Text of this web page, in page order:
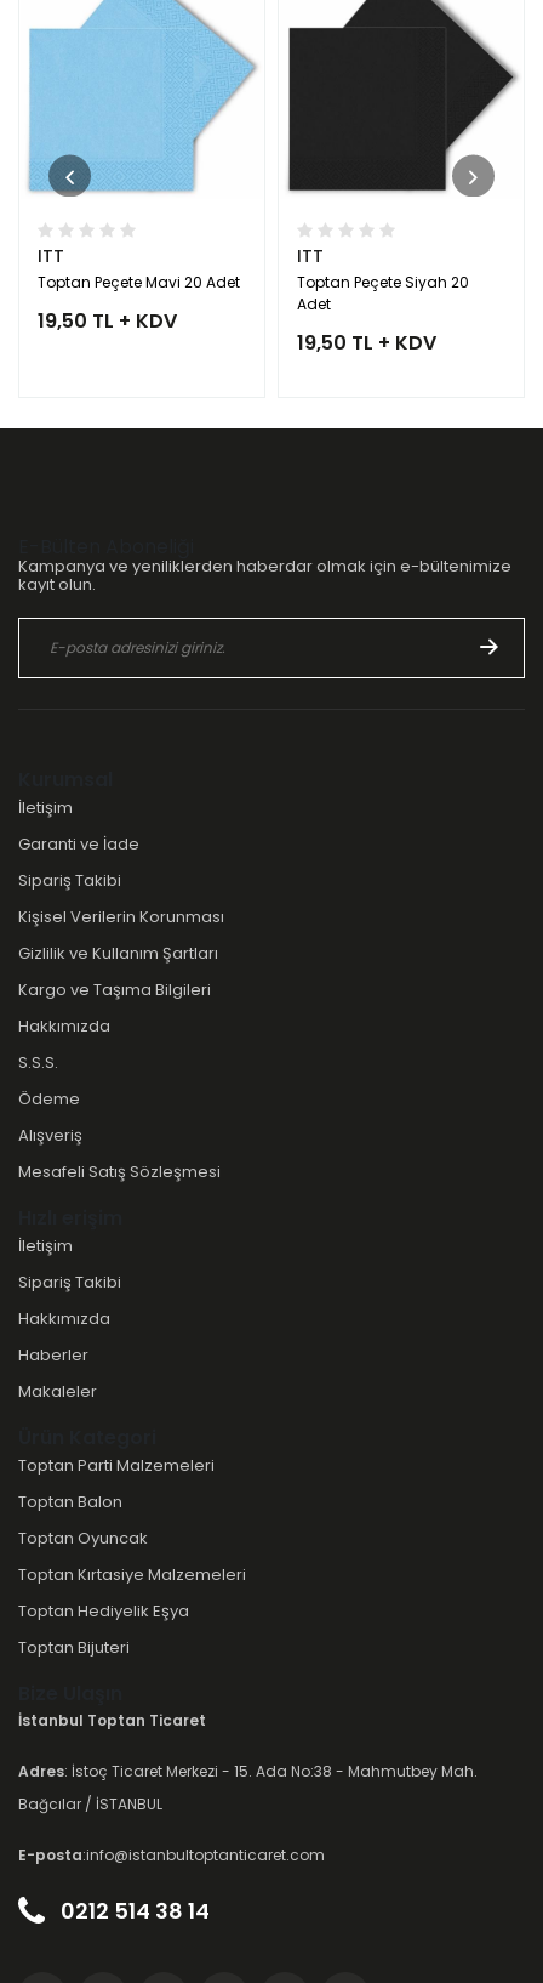
ITT
Toptan Peçete Mavi 20 Adet
19,50 TL + KDV
ITT
Toptan Peçete Siyah 20
Adet
19,50 TL + KDV
Kampanya ve yeniliklerden haberdar olmak için e-bültenimize
kayıt olun.
İletişim
Garanti ve İade
Sipariş Takibi
Kişisel Verilerin Korunması
Gizlilik ve Kullanım Şartları
Kargo ve Taşıma Bilgileri
Hakkımızda
S.S.S.
Ödeme
Alışveriş
Mesafeli Satış Sözleşmesi
İletişim
Sipariş Takibi
Hakkımızda
Haberler
Makaleler
Toptan Parti Malzemeleri
Toptan Balon
Toptan Oyuncak
Toptan Kırtasiye Malzemeleri
Toptan Hediyelik Eşya
Toptan Bijuteri
İstanbul Toptan Ticaret
Adres: İstoç Ticaret Merkezi - 15. Ada No:38 - Mahmutbey Mah.
Bağcılar / İSTANBUL
E-posta:info@istanbultoptanticaret.com
0212 514 38 14